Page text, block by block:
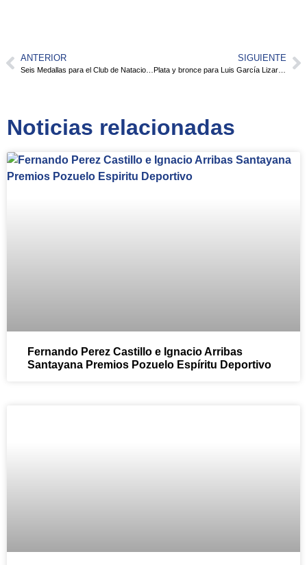
ANTERIOR SIGUIENTE
Noticias relacionadas
Fernando Perez Castillo e Ignacio Arribas
Santayana Premios Pozuelo Espíritu Deportivo